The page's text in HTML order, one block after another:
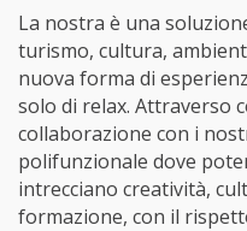
La nostra è una
turismo, cultura,
nuova forma di
solo di relax. Attraverso
collaborazione con i
polifunzionale dove
intrecciano creatività,
formazione, con il